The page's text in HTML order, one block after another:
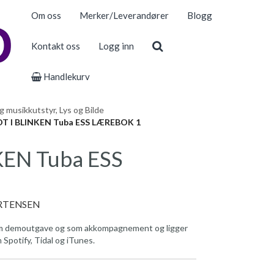
Om oss Merker/Leverandører Blogg
Kontakt oss Logg inn
Handlekurv
musikkutstyr, Lys og Bilde
I BLINKEN Tuba ESS LÆREBOK 1
Tuba ESS
demoutgave og som akkompagnement og ligger
Tidal og iTunes.